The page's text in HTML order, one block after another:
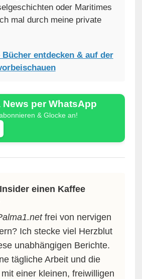
oder Maritimes
mal durch meine private
Bücher entdecken & auf der
News per WhatsApp
& Glocke an!
einen Kaffee
frei von nervigen
Ich stecke viel Herzblut
unabhängigen Berichte.
tägliche Arbeit und die
einer kleinen, freiwilligen